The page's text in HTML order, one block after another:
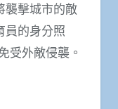
襲擊城市的敵
員的身分照
受外敵侵襲。